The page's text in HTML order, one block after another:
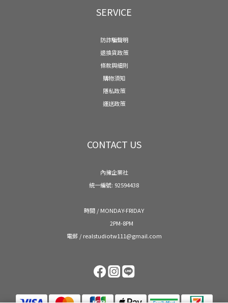
SERVICE
防詐騙聲明
退換貨政策
條款與細則
購物須知
隱私政策
運送政策
CONTACT US
內擁企業社
統一編號: 92594438
時間 / MONDAY-FRIDAY
2PM-8PM
電郵 / realstudiotw111@gmail.com